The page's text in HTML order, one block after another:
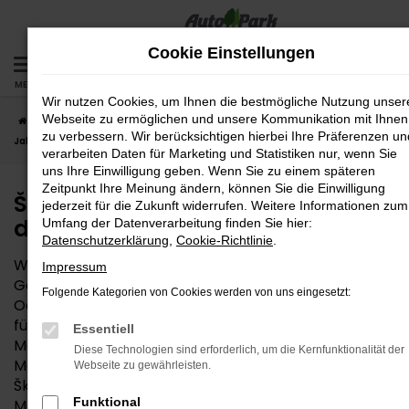
Zum
springen
MENÜ
Startseite Augsburg Škoda Škoda Octavia
Škoda Octavia
Jahreswagen – das fast neue Auto für Augsburg
Škoda Octavia Jahreswagen –
das fast neue Auto für Augsburg
Wem die Entscheidung zwischen Neuwagen und
Gebrauchtwagen schwerfällt, findet in einem Škoda
Octavia Jahreswagen die perfekte Mobilitätslösung
für Augsburg und Umgebung. Angeboten werden
Modelle, die maximal vor zwölf Monaten zum ersten
Mal zugelassen wurden. In vielen Fällen stammen
Škoda Octavia Jahreswagen aus der aktuellen
Cookie Einstellungen
Wir nutzen Cookies, um Ihnen die bestmögliche Nutzung
Webseite zu ermöglichen und unsere Kommunikation mit Ihnen
zu verbessern. Wir berücksichtigen hierbei Ihre Präferenzen
verarbeiten Daten für Marketing und Statistiken nur, wenn Sie
uns Ihre Einwilligung geben. Wenn Sie zu einem späteren
Zeitpunkt Ihre Meinung ändern, können Sie die Einwilligung
jederzeit für die Zukunft widerrufen. Weitere Informationen zum
Umfang der Datenverarbeitung finden Sie hier:
Datenschutzerklärung Cookie-Richtlinie
Impressum
Folgende Kategorien von Cookies werden von uns eingesetzt:
Essentiell
Diese Technologien sind erforderlich, um die Kernfunktionalität der
Webseite zu gewährleisten.
Funktional